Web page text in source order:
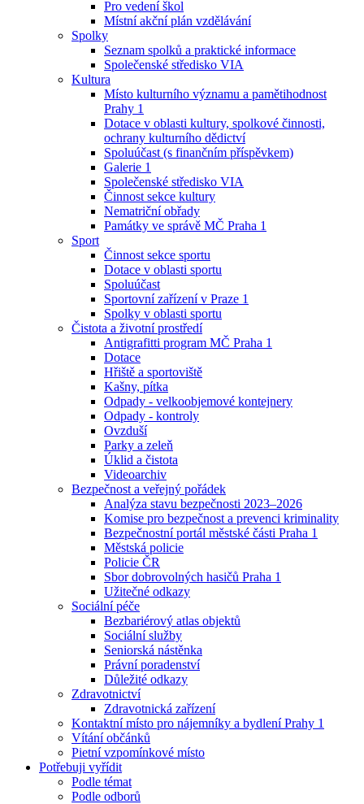
Pro vedení škol
Místní akční plán vzdělávání
Spolky
Seznam spolků a praktické informace
Společenské středisko VIA
Kultura
Místo kulturního významu a pamětihodnost
Prahy 1
Dotace v oblasti kultury, spolkové činnosti,
ochrany kulturního dědictví
Spoluúčast (s finančním příspěvkem)
Galerie 1
Společenské středisko VIA
Činnost sekce kultury
Nematriční obřady
Památky ve správě MČ Praha 1
Sport
Činnost sekce sportu
Dotace v oblasti sportu
Spoluúčast
Sportovní zařízení v Praze 1
Spolky v oblasti sportu
Čistota a životní prostředí
Antigrafitti program MČ Praha 1
Dotace
Hřiště a sportoviště
Kašny, pítka
Odpady - velkoobjemové kontejnery
Odpady - kontroly
Ovzduší
Parky a zeleň
Úklid a čistota
Videoarchiv
Bezpečnost a veřejný pořádek
Analýza stavu bezpečnosti 2023–2026
Komise pro bezpečnost a prevenci kriminality
Bezpečnostní portál městské části Praha 1
Městská policie
Policie ČR
Sbor dobrovolných hasičů Praha 1
Užitečné odkazy
Sociální péče
Bezbariérový atlas objektů
Sociální služby
Seniorská nástěnka
Právní poradenství
Důležité odkazy
Zdravotnictví
Zdravotnická zařízení
Kontaktní místo pro nájemníky a bydlení Prahy 1
Vítání občánků
Pietní vzpomínkové místo
Potřebuji vyřídit
Podle témat
Podle odborů